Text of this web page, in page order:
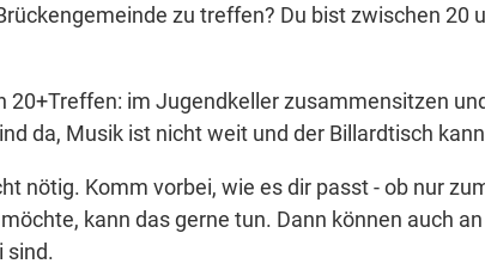
zu treffen? Du bist zwischen 20
im Jugendkeller zusammensitzen
da, Musik ist nicht weit und der Billardtisch
nötig. Komm vorbei, wie es dir passt - ob nur
kann das gerne tun. Dann können auch
sind.